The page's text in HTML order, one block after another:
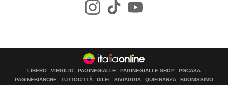
LIBERO VIRGILIO PAGINEGIALLE PAGINEGIALLE SHOP
PGCASA
PAGINEBIANCHE
TUTTOCITTÀ DILEI SIVIAGGIA QUIFINANZA BUONISSIMO